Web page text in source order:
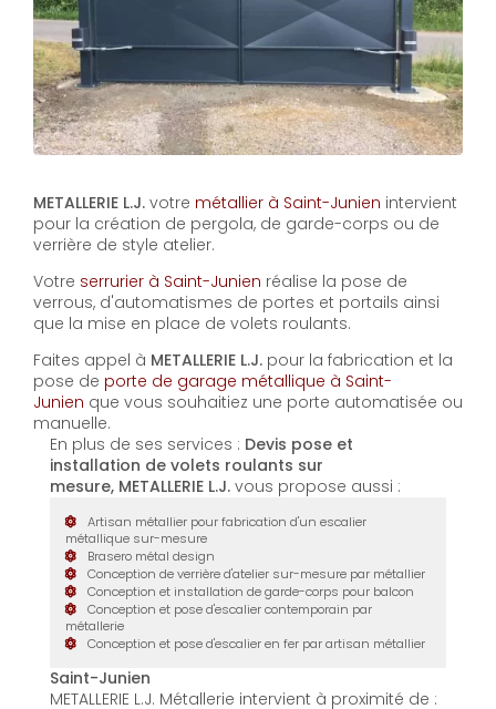
METALLERIE L.J. votre métallier à Saint-Junien intervient
pour la création de pergola, de garde-corps ou de
verrière de style atelier.
Votre serrurier à Saint-Junien réalise la pose de
verrous, d'automatismes de portes et portails ainsi
que la mise en place de volets roulants.
Faites appel à METALLERIE L.J. pour la fabrication et la
pose de porte de garage métallique à Saint-
Junien que vous souhaitiez une porte automatisée ou
manuelle.
En plus de ses services : Devis pose et
installation de volets roulants sur
mesure, METALLERIE L.J. vous propose aussi :
Artisan métallier pour fabrication d'un escalier
métallique sur-mesure
Brasero métal design
Conception de verrière d'atelier sur-mesure par métallier
Conception et installation de garde-corps pour balcon
Conception et pose d'escalier contemporain par
métallerie
Conception et pose d'escalier en fer par artisan métallier
Saint-Junien
METALLERIE L.J. Métallerie intervient à proximité de :